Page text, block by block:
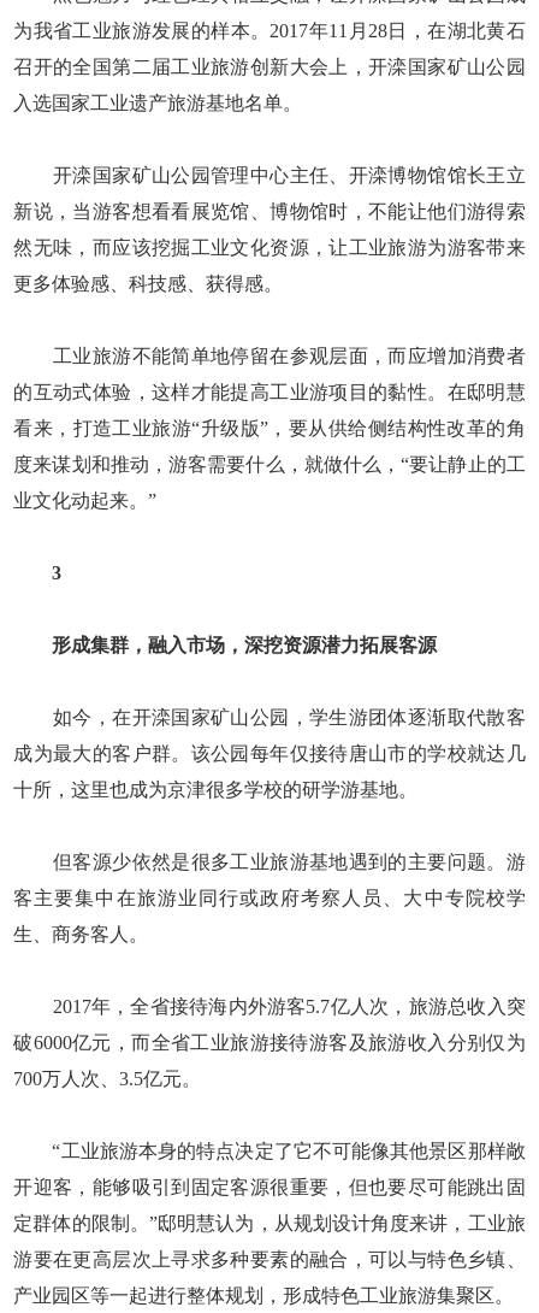
为我省工业旅游发展的样本。2017年11月28日，在湖北黄石
召开的全国第二届工业旅游创新大会上，开滦国家矿山公园
入选国家工业遗产旅游基地名单。
开滦国家矿山公园管理中心主任、开滦博物馆馆长王立
新说，当游客想看看展览馆、博物馆时，不能让他们游得索
然无味，而应该挖掘工业文化资源，让工业旅游为游客带来
更多体验感、科技感、获得感。
工业旅游不能简单地停留在参观层面，而应增加消费者
的互动式体验，这样才能提高工业游项目的黏性。在邸明慧
看来，打造工业旅游“升级版”，要从供给侧结构性改革的角
度来谋划和推动，游客需要什么，就做什么，“要让静止的工
业文化动起来。”
3
形成集群，融入市场，深挖资源潜力拓展客源
如今，在开滦国家矿山公园，学生游团体逐渐取代散客
成为最大的客户群。该公园每年仅接待唐山市的学校就达几
十所，这里也成为京津很多学校的研学游基地。
但客源少依然是很多工业旅游基地遇到的主要问题。游
客主要集中在旅游业同行或政府考察人员、大中专院校学
生、商务客人。
2017年，全省接待海内外游客5.7亿人次，旅游总收入突
破6000亿元，而全省工业旅游接待游客及旅游收入分别仅为
700万人次、3.5亿元。
“工业旅游本身的特点决定了它不可能像其他景区那样敞
开迎客，能够吸引到固定客源很重要，但也要尽可能跳出固
定群体的限制。”邸明慧认为，从规划设计角度来讲，工业旅
游要在更高层次上寻求多种要素的融合，可以与特色乡镇、
产业园区等一起进行整体规划，形成特色工业旅游集聚区。